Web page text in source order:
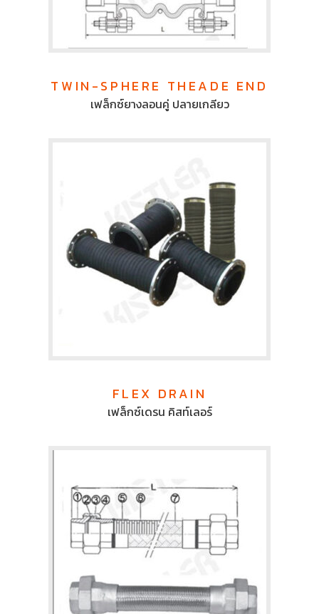
TWIN-SPHERE THEADE END
เฟล็กซ์ยางลอนคู่ ปลายเกลียว
FLEX DRAIN
เฟล็กซ์เดรน คิสท์เลอร์